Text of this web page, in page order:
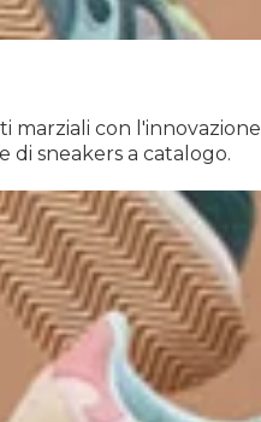
marziali con l'innovazione
di sneakers a catalogo.